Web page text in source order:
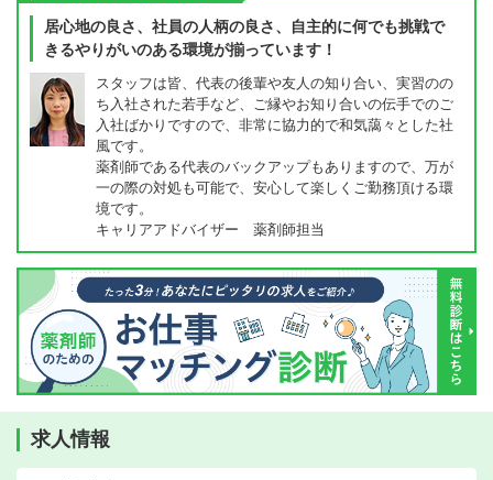
居心地の良さ、社員の人柄の良さ、自主的に何でも挑戦で
きるやりがいのある環境が揃っています！
スタッフは皆、代表の後輩や友人の知り合い、実習のの
ち入社された若手など、ご縁やお知り合いの伝手でのご
入社ばかりですので、非常に協力的で和気藹々とした社
風です。
薬剤師である代表のバックアップもありますので、万が
一の際の対処も可能で、安心して楽しくご勤務頂ける環
境です。
キャリアアドバイザー 薬剤師担当
求人情報